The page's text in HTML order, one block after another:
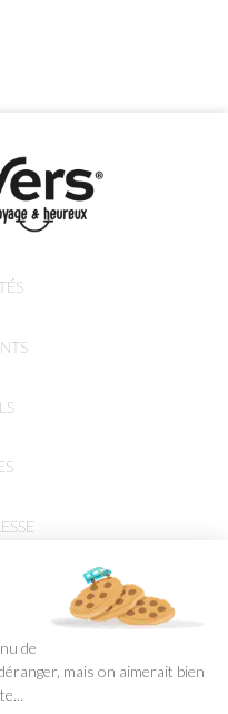
de
mais on aimerait bien